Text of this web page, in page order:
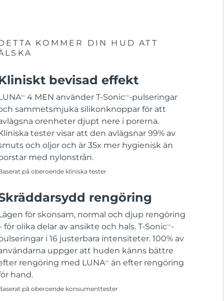
KOMMER DIN HUD ATT
bevisad effekt
TM 4 MEN använder T-SonicTM -pulseringar
sammetsmjuka silikonknoppar för att
orenheter djupt nere i porerna.
tester visar att den avlägsnar 99% av
och oljor och är 35x mer hygienisk än
med nylonstrån.
på oberoende kliniska tester
rengöring
för skonsam, normal och djup rengöring
för olika delar av ansikte och hals. T-SonicTM -
i 16 justerbara intensiteter. 100% av
uppger att huden känns bättre
rengöring med LUNATM
än efter rengöring
hand.
på oberoende konsumenttester